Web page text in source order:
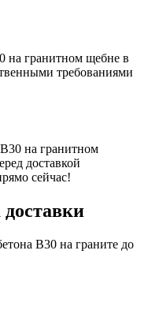
на гранитном щебне в
требованиями
В30 на гранитном
доставкой
сейчас!
В30 на граните до